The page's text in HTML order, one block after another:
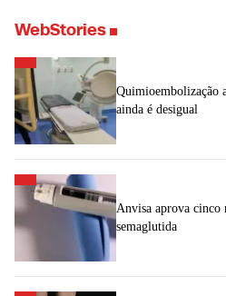
WebStories
Quimioembolização
ainda é desigual
Anvisa aprova cinco
semaglutida